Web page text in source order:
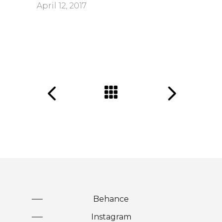
April 12, 2017
Behance
Instagram